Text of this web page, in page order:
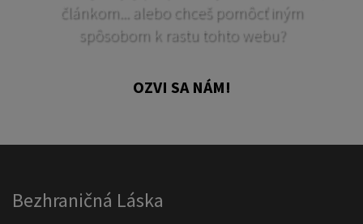
článkom... alebo chceš pomôcť iným
spôsobom k rastu tohto webu?
OZVI SA NÁM!
Bezhraničná Láska